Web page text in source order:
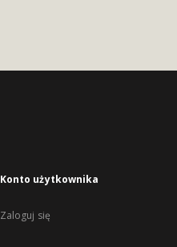
Konto użytkownika
Zaloguj się